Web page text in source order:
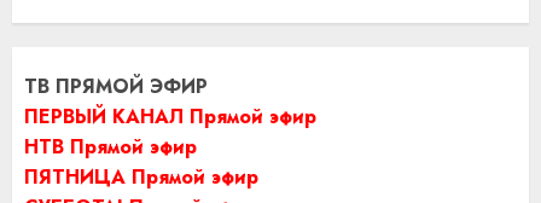
ТВ ПРЯМОЙ ЭФИР
ПЕРВЫЙ КАНАЛ Прямой эфир
НТВ Прямой эфир
ПЯТНИЦА Прямой эфир